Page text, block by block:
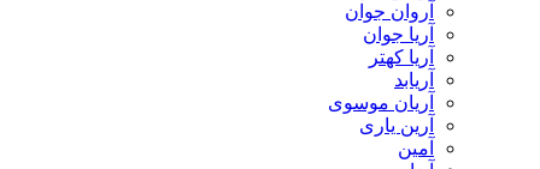
آروان جوان
آریا جوان
آریا کهتر
آریابد
آریان موسوی
آرین یاری
آمین